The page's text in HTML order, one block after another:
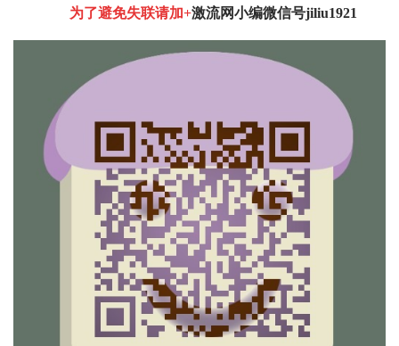
为了避免失联请加+激流网小编微信号jiliu1921